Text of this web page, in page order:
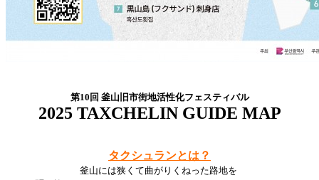
第10回 釜山旧市街地活性化フェスティバル
2025 TAXCHELIN GUIDE MAP
タクシュランとは？
釜山には狭くて曲がりくねった路地を